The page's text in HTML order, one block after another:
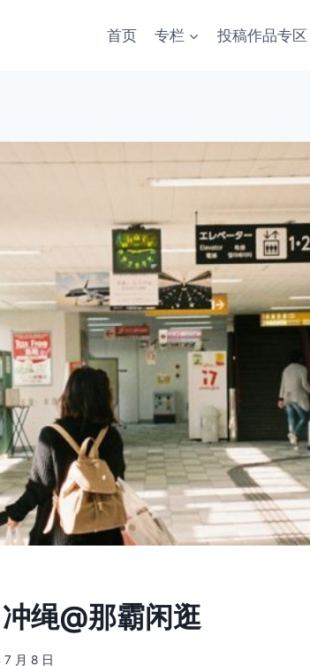
首页 专栏 投稿作品专区
绳@那霸闲逛
7 月 8 日